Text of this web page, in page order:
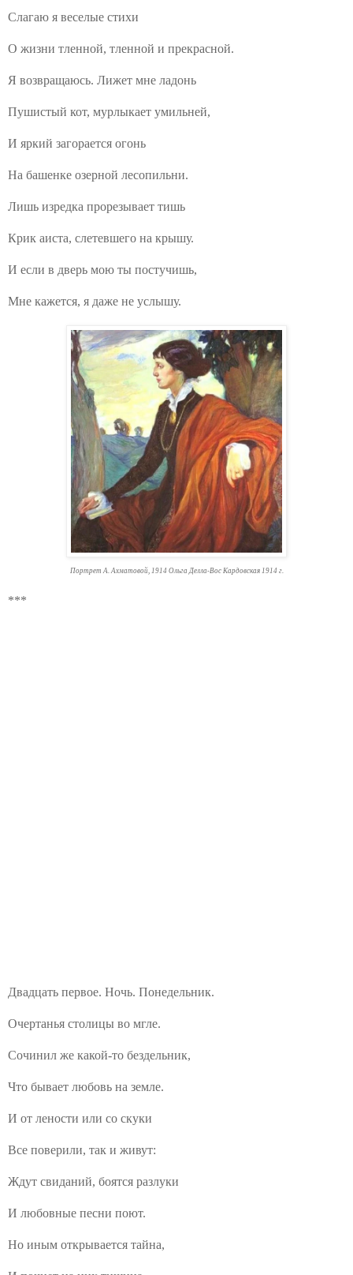
Слагаю я веселые стихи
О жизни тленной, тленной и прекрасной.
Я возвращаюсь. Лижет мне ладонь
Пушистый кот, мурлыкает умильней,
И яркий загорается огонь
На башенке озерной лесопильни.
Лишь изредка прорезывает тишь
Крик аиста, слетевшего на крышу.
И если в дверь мою ты постучишь,
Мне кажется, я даже не услышу.
Портрет А. Ахматовой, 1914 Ольга Делла-Вос Кардовская 1914 г.
***
Двадцать первое. Ночь. Понедельник.
Очертанья столицы во мгле.
Сочинил же какой-то бездельник,
Что бывает любовь на земле.
И от лености или со скуки
Все поверили, так и живут:
Ждут свиданий, боятся разлуки
И любовные песни поют.
Но иным открывается тайна,